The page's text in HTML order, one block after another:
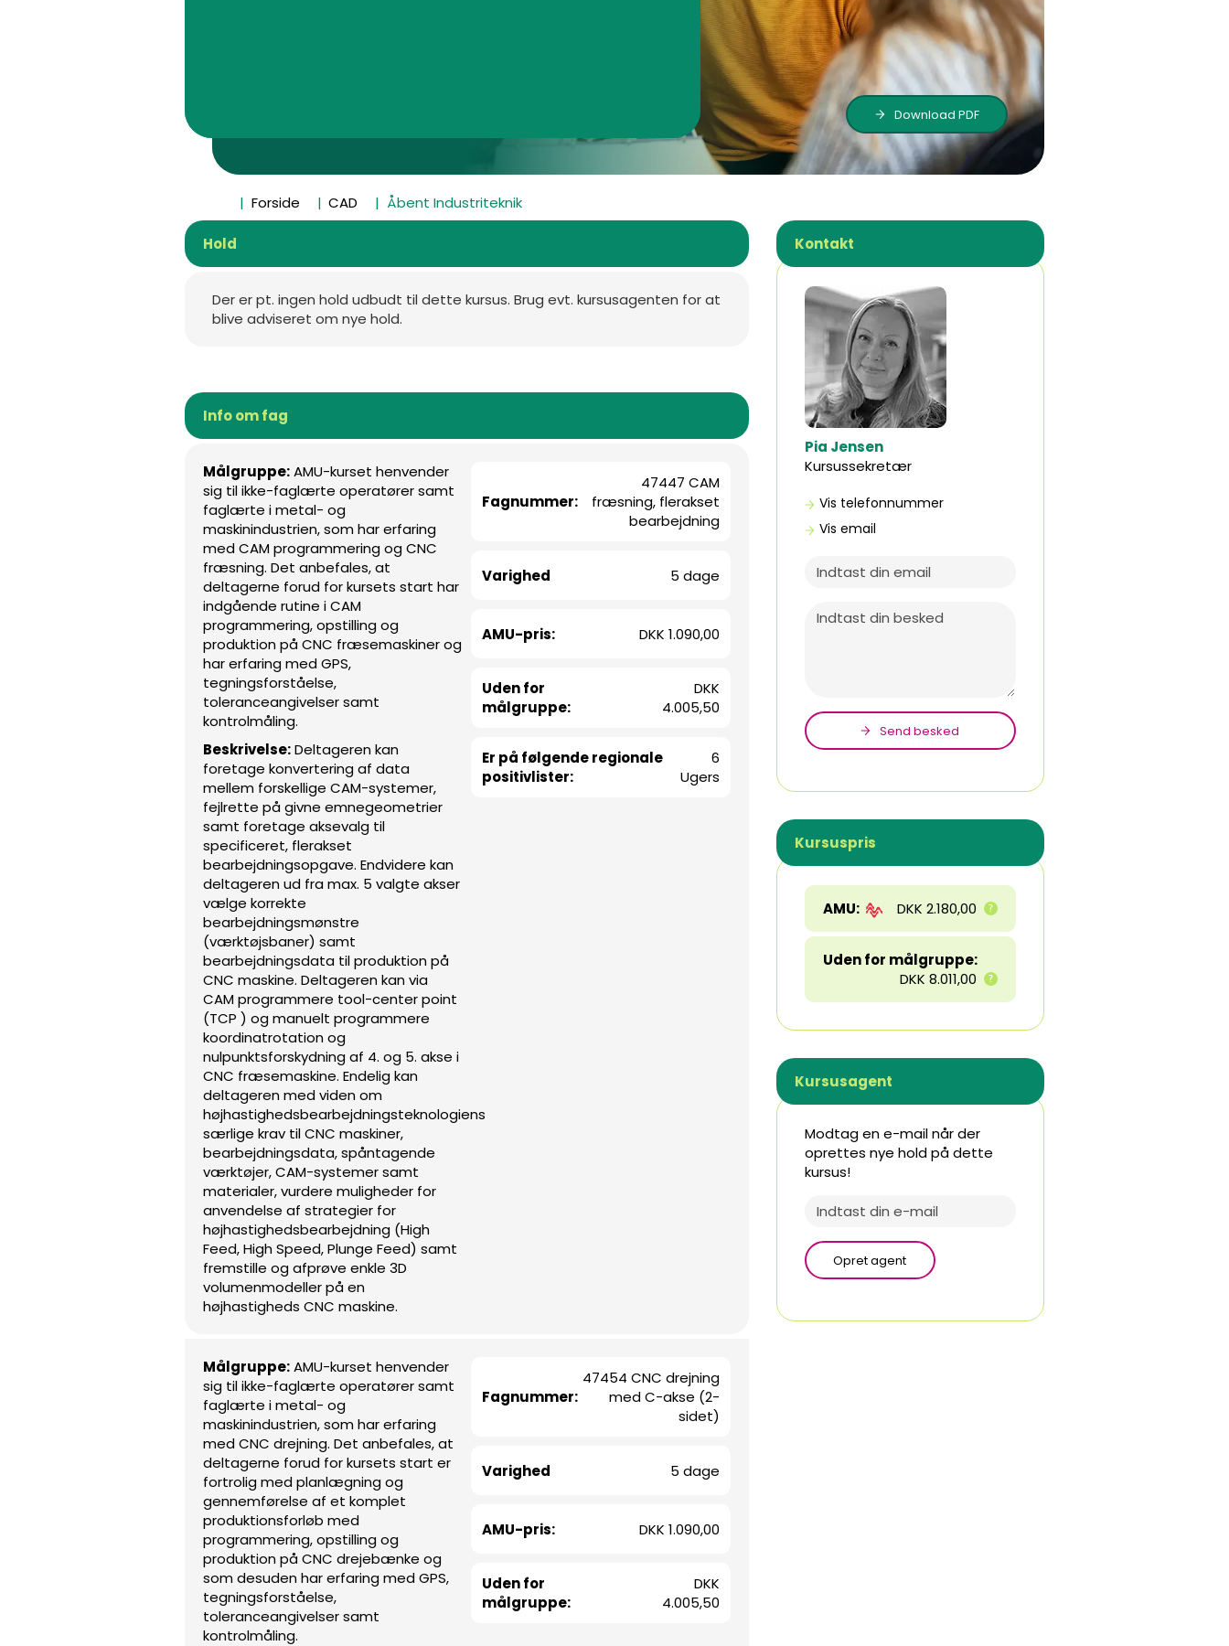
Download PDF
Forside CAD Åbent Industriteknik
Hold
Der er pt. ingen hold udbudt til dette kursus. Brug evt. kursusagenten for at
blive adviseret om nye hold.
Info om fag
Målgruppe:AMU-kurset henvender
sig til ikke-faglærte operatører samt
faglærte i metal- og
maskinindustrien, som har erfaring
med CAM programmering og CNC
fræsning. Det anbefales, at
deltagerne forud for kursets start har
indgående rutine i CAM
programmering, opstilling og
produktion på CNC fræsemaskiner og
har erfaring med GPS,
tegningsforståelse,
toleranceangivelser samt
kontrolmåling.
Beskrivelse:Deltageren kan
foretage konvertering af data
mellem forskellige CAM-systemer,
fejlrette på givne emnegeometrier
samt foretage aksevalg til
specificeret, flerakset
bearbejdningsopgave. Endvidere kan
deltageren ud fra max. 5 valgte akser
vælge korrekte
bearbejdningsmønstre
(værktøjsbaner) samt
bearbejdningsdata til produktion på
CNC maskine. Deltageren kan via
CAM programmere tool-center point
(TCP ) og manuelt programmere
koordinatrotation og
nulpunktsforskydning af 4. og 5. akse i
CNC fræsemaskine. Endelig kan
deltageren med viden om
højhastighedsbearbejdningsteknologiens
særlige krav til CNC maskiner,
bearbejdningsdata, spåntagende
værktøjer, CAM-systemer samt
materialer, vurdere muligheder for
anvendelse af strategier for
højhastighedsbearbejdning (High
Feed, High Speed, Plunge Feed) samt
fremstille og afprøve enkle 3D
volumenmodeller på en
højhastigheds CNC maskine.
Fagnummer:
47447 CAM
fræsning, flerakset
bearbejdning
Varighed 5 dage
AMU-pris: DKK 1.090,00
Uden for
målgruppe:
DKK
4.005,50
Er på følgende regionale
positivlister:
6
Ugers
Målgruppe:AMU-kurset henvender
sig til ikke-faglærte operatører samt
faglærte i metal- og
maskinindustrien, som har erfaring
med CNC drejning. Det anbefales, at
deltagerne forud for kursets start er
fortrolig med planlægning og
gennemførelse af et komplet
produktionsforløb med
programmering, opstilling og
produktion på CNC drejebænke og
som desuden har erfaring med GPS,
tegningsforståelse,
toleranceangivelser samt
kontrolmåling.
Fagnummer:
47454 CNC drejning
med C-akse (2-
sidet)
Varighed 5 dage
AMU-pris: DKK 1.090,00
Uden for
målgruppe:
DKK
4.005,50
Kontakt
Pia Jensen
Kursussekretær
Vis telefonnummer
74124515
Vis email
phj@eucsyd.dk
Send besked
Kursuspris
AMU: DKK 2.180,00
Uden for målgruppe:
DKK 8.011,00
Kursusagent
Modtag en e-mail når der
oprettes nye hold på dette
kursus!
Opret agent